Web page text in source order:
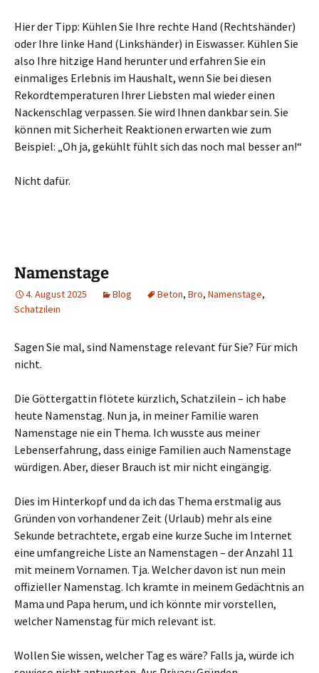
Hier der Tipp: Kühlen Sie Ihre rechte Hand (Rechtshänder)
oder Ihre linke Hand (Linkshänder) in Eiswasser. Kühlen Sie
also Ihre hitzige Hand herunter und erfahren Sie ein
einmaliges Erlebnis im Haushalt, wenn Sie bei diesen
Rekordtemperaturen Ihrer Liebsten mal wieder einen
Nackenschlag verpassen. Sie wird Ihnen dankbar sein. Sie
können mit Sicherheit Reaktionen erwarten wie zum
Beispiel: „Oh ja, gekühlt fühlt sich das noch mal besser an!“
Nicht dafür.
Namenstage
4. August 2025 Blog Beton, Bro, Namenstage,
Schatzilein
Sagen Sie mal, sind Namenstage relevant für Sie? Für mich
nicht.
Die Göttergattin flötete kürzlich, Schatzilein – ich habe
heute Namenstag. Nun ja, in meiner Familie waren
Namenstage nie ein Thema. Ich wusste aus meiner
Lebenserfahrung, dass einige Familien auch Namenstage
würdigen. Aber, dieser Brauch ist mir nicht eingängig.
Dies im Hinterkopf und da ich das Thema erstmalig aus
Gründen von vorhandener Zeit (Urlaub) mehr als eine
Sekunde betrachtete, ergab eine kurze Suche im Internet
eine umfangreiche Liste an Namenstagen – der Anzahl 11
mit meinem Vornamen. Tja. Welcher davon ist nun mein
offizieller Namenstag. Ich kramte in meinem Gedächtnis an
Mama und Papa herum, und ich könnte mir vorstellen,
welcher Namenstag für mich relevant ist.
Wollen Sie wissen, welcher Tag es wäre? Falls ja, würde ich